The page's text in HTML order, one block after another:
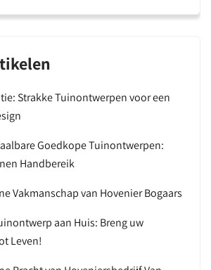
Strakke Tuinontwerpen voor een
Goedkope Tuinontwerpen:
Handbereik
Vakmanschap van Hovenier Bogaars
aan Huis: Breng uw
Leven!